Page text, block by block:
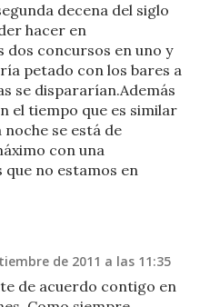
decena del siglo
hacer en
dos concursos en uno y
petado con los bares a
se dispararían.Además
el tiempo que es similar
noche se está de
con una
que no estamos en
de 2011 a las 11:35
de acuerdo contigo en